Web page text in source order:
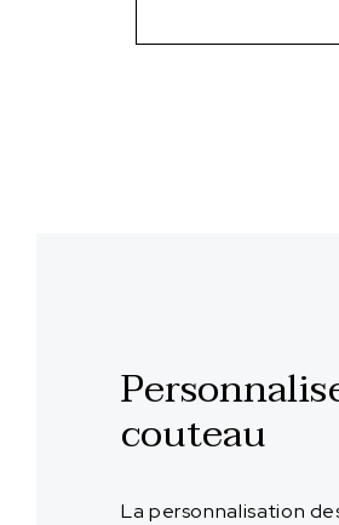
couteau
La personnalisation